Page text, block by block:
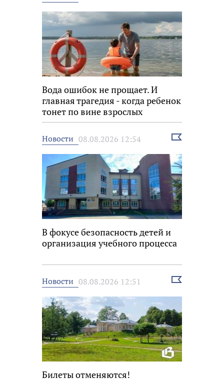
Вода ошибок не прощает. И
главная трагедия - когда ребенок
тонет по вине взрослых
Новости 08.08.2026 12:54
Выбрать
В фокусе безопасность детей и
организация учебного процесса
Новости 08.08.2026 12:51
Выбрать
Билеты отменяются!